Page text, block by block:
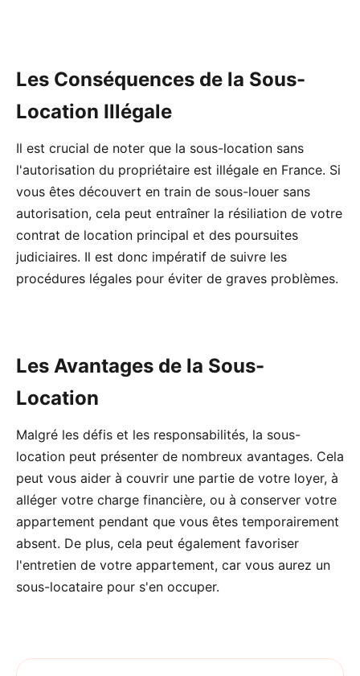
Les Conséquences de la Sous-
Location Illégale
Il est crucial de noter que la sous-location sans
l'autorisation du propriétaire est illégale en France. Si
vous êtes découvert en train de sous-louer sans
autorisation, cela peut entraîner la résiliation de votre
contrat de location principal et des poursuites
judiciaires. Il est donc impératif de suivre les
procédures légales pour éviter de graves problèmes.
Les Avantages de la Sous-
Location
Malgré les défis et les responsabilités, la sous-
location peut présenter de nombreux avantages. Cela
peut vous aider à couvrir une partie de votre loyer, à
alléger votre charge financière, ou à conserver votre
appartement pendant que vous êtes temporairement
absent. De plus, cela peut également favoriser
l'entretien de votre appartement, car vous aurez un
sous-locataire pour s'en occuper.